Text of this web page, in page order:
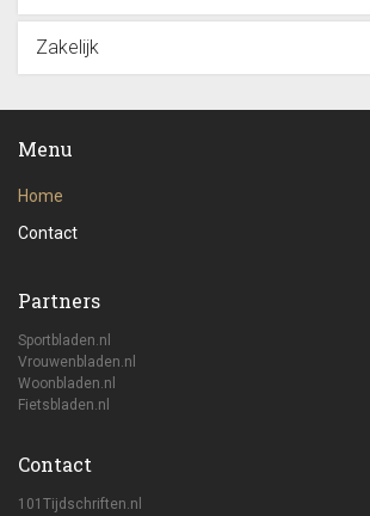
Zakelijk
Menu
Home
Contact
Partners
Sportbladen.nl
Vrouwenbladen.nl
Woonbladen.nl
Fietsbladen.nl
Contact
101Tijdschriften.nl